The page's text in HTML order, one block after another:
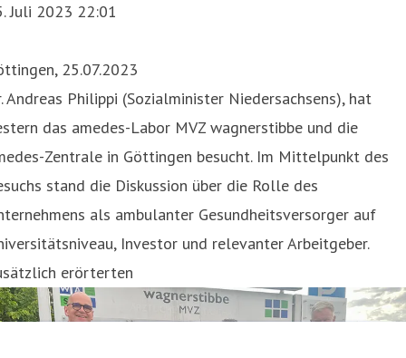
Juli 2023 22:01
25.07.2023
Andreas Philippi (Sozialminister Niedersachsens), hat
das amedes-Labor MVZ wagnerstibbe und die
Zentrale in Göttingen besucht. Im Mittelpunkt des
stand die Diskussion über die Rolle des
als ambulanter Gesundheitsversorger auf
Investor und relevanter Arbeitgeber.
erörterten